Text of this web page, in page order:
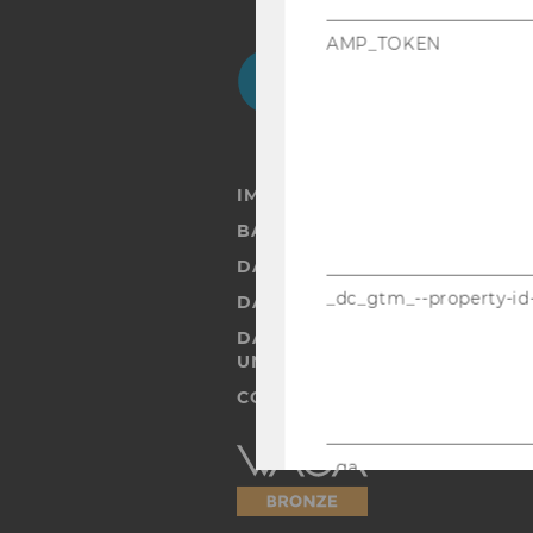
IMPRESSUM
DATENSCHUTZERKLÄRUNG
DATENSCHUTZERKLÄRUNG
DATENSCHUTZERKLÄRUNG
UND STUDIERENDE
COOKIE EINSTELLUNGEN
Barrierefreiheitserklärung
Webseite
AMP_TOKEN
_dc_gtm_--property-
_ga